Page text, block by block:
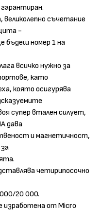
великолепно съчетание
-
бъдеш номер 1 на
всичко нужно за
като
която осигурява
супер втален силует,
дава
и магнетичност,
четирипосочно
20 000.
изработена от Мicro